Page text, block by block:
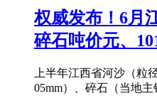
权威发布！6月
碎石吨价元、
上半年江西省河沙（粒
05mm）、碎石（当地